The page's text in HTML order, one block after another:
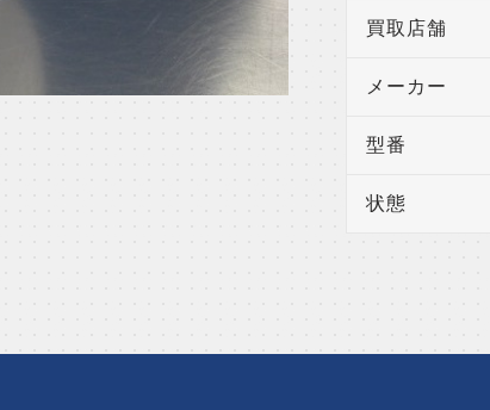
買取店舗
メーカー
型番
状態